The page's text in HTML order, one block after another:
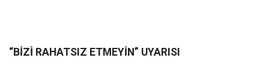
“BİZİ RAHATSIZ ETMEYİN” UYARISI